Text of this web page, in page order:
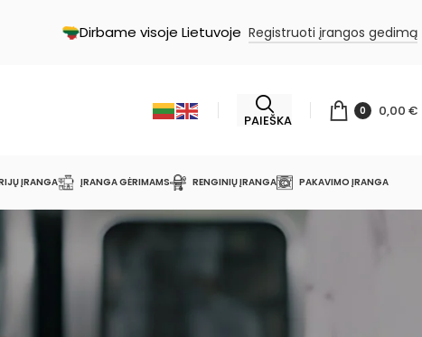
Dirbame visoje Lietuvoje Registruoti įrangos gedimą
PAIEŠKA
0 0,00 €
ĮRANGA ĮRANGA GĖRIMAMS RENGINIŲ ĮRANGA PAKAVIMO ĮRANGA